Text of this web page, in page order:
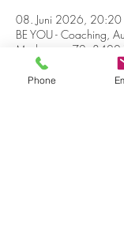
08. Juni 2026,
BE YOU - Coaching,
Marktgasse 72, 8400
Andere Termine
Phone